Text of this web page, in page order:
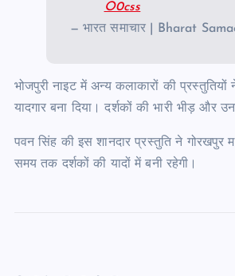
O0css
— भारत समाचार | Bharat
भोजपुरी नाइट में अन्य कलाकारों की प्रस्तुतियों
यादगार बना दिया। दर्शकों की भारी भीड़ और
पवन सिंह की इस शानदार प्रस्तुति ने
समय तक दर्शकों की यादों में बनी रहेगी।